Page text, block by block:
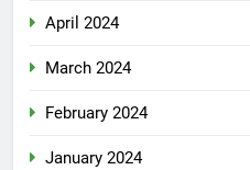
April 2024
March 2024
February 2024
January 2024